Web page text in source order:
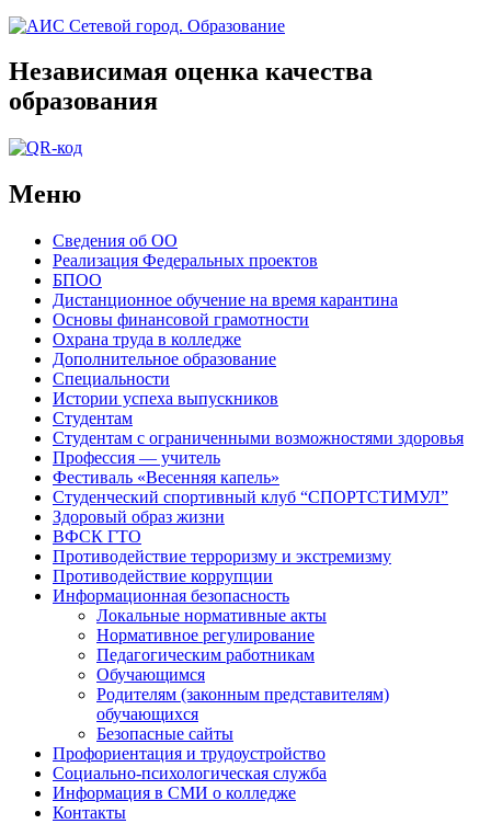
Независимая оценка качества
образования
Меню
Сведения об ОО
Реализация Федеральных проектов
БПОО
Дистанционное обучение на время карантина
Основы финансовой грамотности
Охрана труда в колледже
Дополнительное образование
Специальности
Истории успеха выпускников
Студентам
Студентам с ограниченными возможностями здоровья
Профессия — учитель
Фестиваль «Весенняя капель»
Студенческий спортивный клуб “СПОРТСТИМУЛ”
Здоровый образ жизни
ВФСК ГТО
Противодействие терроризму и экстремизму
Противодействие коррупции
Информационная безопасность
Локальные нормативные акты
Нормативное регулирование
Педагогическим работникам
Обучающимся
Родителям (законным представителям)
обучающихся
Безопасные сайты
Профориентация и трудоустройство
Социально-психологическая служба
Информация в СМИ о колледже
Контакты